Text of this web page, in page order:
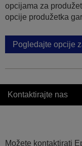
opcijama za
opcije produžetka
Pogledajte opcije
Kontaktirajte nas
Možete kontaktirati